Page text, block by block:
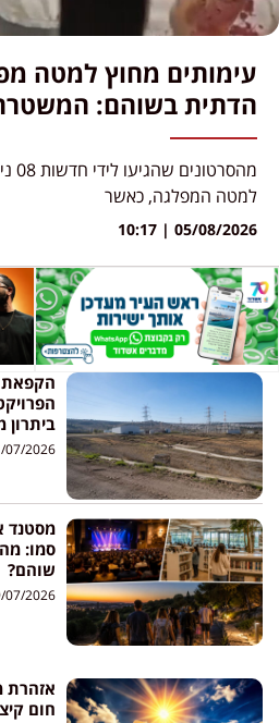
עימותים מחוץ למטה
הדתית בשוהם:
05/08/2026
למטה המפלגה, כאשר
הקפאת
07/2026
מסטנד
סמו:
שוהם?
07/2026
אזהרת
חום